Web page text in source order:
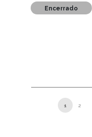
Encerrado
Paginação
1 2